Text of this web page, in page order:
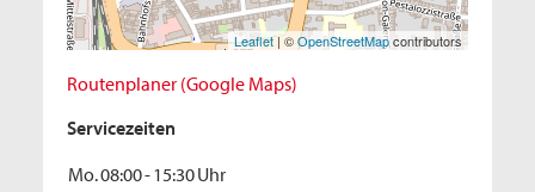
Leaflet| ©OpenStreetMapcontributors
Routenplaner (Google Maps)
Servicezeiten
Mo.08:00-15:30Uhr